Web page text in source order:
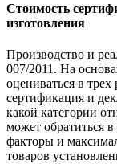
Стоимость
изготовления
Производство и
007/2011. На
оцениваться в
сертификация и
какой категории
может обратиться
факторы и
товаров